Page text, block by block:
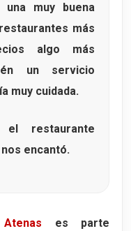
una muy buena
más
algo más
un servicio
muy cuidada.
el restaurante
encantó.
Atenas es parte